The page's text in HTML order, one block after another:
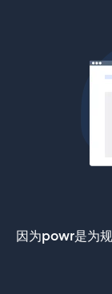
因为powr是为